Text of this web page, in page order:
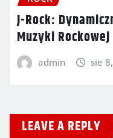
J-Rock:
Muzyki Rockowej
admin sie
LEAVE A REPLY